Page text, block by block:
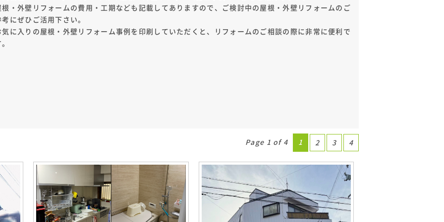
根・外壁リフォームの費用・工期なども記載してありますので、ご検討中の屋根・外壁リフォームのご
考にぜひご活用下さい。
気に入りの屋根・外壁リフォーム事例を印刷していただくと、リフォームのご相談の際に非常に便利で
Page 1 of 4 1 2 3 4